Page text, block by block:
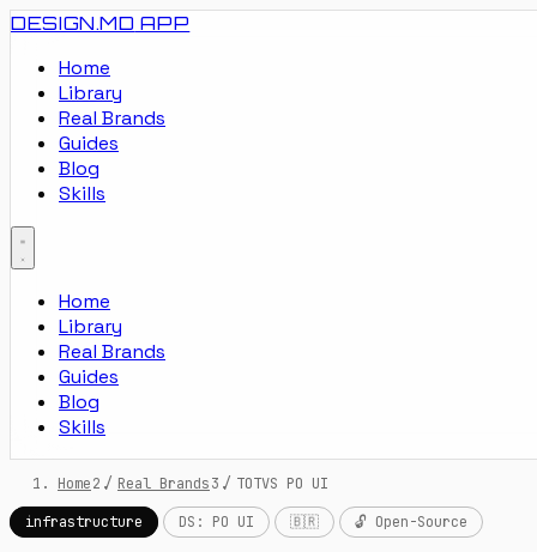
DESIGN.MD APP
Home
Library
Real Brands
Guides
Blog
Skills
Home
Library
Real Brands
Guides
Blog
Skills
Home / Real Brands / TOTVS PO UI
infrastructure
DS: PO UI 🇧🇷 🔓 Open-Source